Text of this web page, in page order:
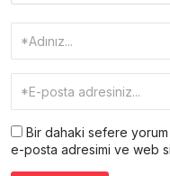
Bir dahaki sefere yorum
e-posta adresimi ve web